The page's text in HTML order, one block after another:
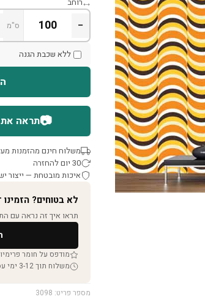
− ס"מ
ללא שכבת הגנה
📷תראה
משלוח חינם מהזמנות מעל
30 יום להחזרה
איכות מובטחת — ייצור
לא בטוחים? הזמינו
תראו איך זה נראה עם
מודפס על חומר
משלוח תוך 3-12 ימי עסקים
מספר פריט: 3098